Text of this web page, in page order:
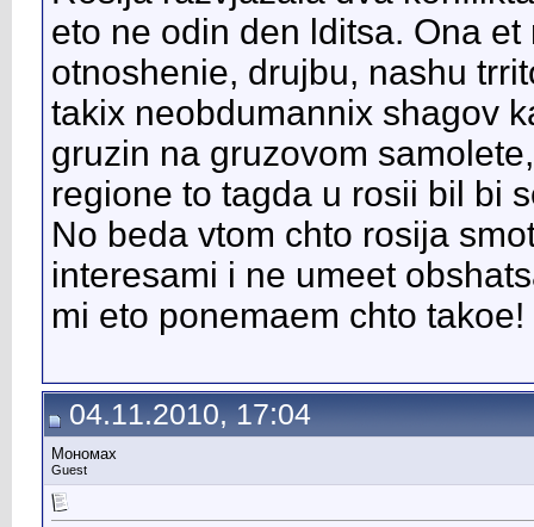
eto ne odin den lditsa. Ona
otnoshenie, drujbu, nashu
takix neobdumannix shagov
gruzin na gruzovom
regione to tagda u rosii bil bi
No beda vtom chto rosija
interesami i ne umeet
mi eto ponemaem chto takoe!
04.11.2010, 17:04
Мономах
Guest